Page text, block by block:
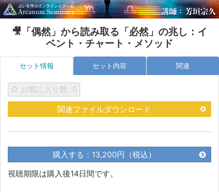
🎥「偶然」から読み取る「必然」の兆し：イ
ベント・チャート・メソッド
セット情報 セット内容 関連
お気に入り数 0
関連ファイルダウンロード
購入する：13,200円（税込）
視聴期限は購入後14日間です。